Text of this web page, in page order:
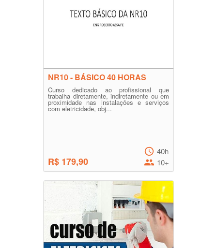
NR10 - BÁSICO 40 HORAS
Curso dedicado ao profissional que
trabalha diretamente, indiretamente ou em
proximidade nas instalações e serviços
com eletricidade, obj...
R$ 179,90
40h
10+